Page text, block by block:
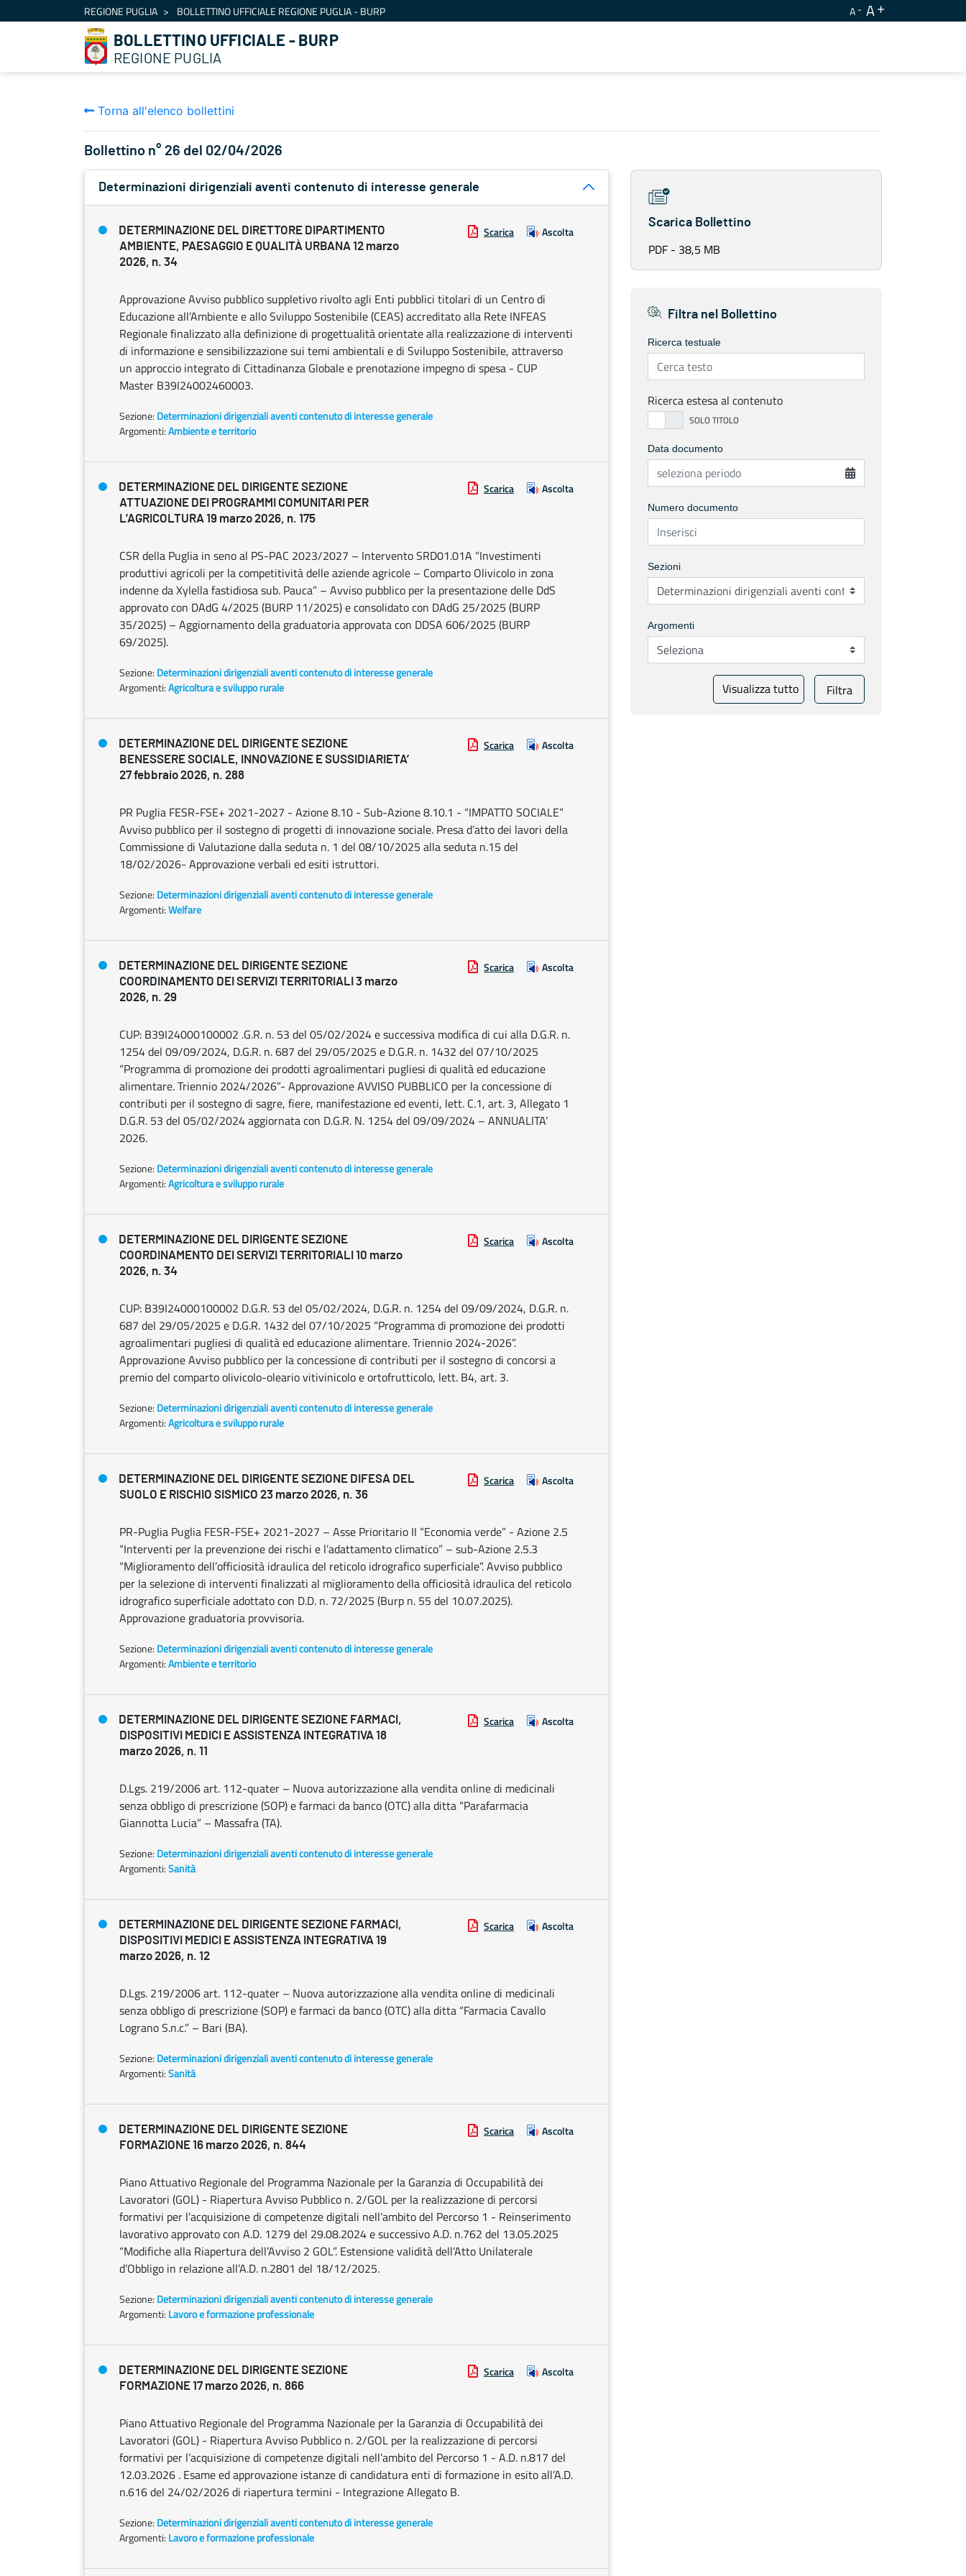
Salta al contenutoREGIONE PUGLIA BOLLETTINO UFFICIALE REGIONE PUGLIA - BURP A A
BOLLETTINO UFFICIALE - BURP
REGIONE PUGLIA
Torna all'elenco bollettini
Bollettino n° 26 del 02/04/2026
Determinazioni dirigenziali aventi contenuto di interesse generale
DETERMINAZIONE DEL DIRETTORE DIPARTIMENTO
AMBIENTE, PAESAGGIO E QUALITÀ URBANA 12 marzo
2026, n. 34
Scarica Ascolta
Approvazione Avviso pubblico suppletivo rivolto agli Enti pubblici titolari di un Centro di
Educazione all’Ambiente e allo Sviluppo Sostenibile (CEAS) accreditato alla Rete INFEAS
Regionale finalizzato alla definizione di progettualità orientate alla realizzazione di interventi
di informazione e sensibilizzazione sui temi ambientali e di Sviluppo Sostenibile, attraverso
un approccio integrato di Cittadinanza Globale e prenotazione impegno di spesa - CUP
Master B39I24002460003.
Sezione: Determinazioni dirigenziali aventi contenuto di interesse generale
Argomenti:Ambiente e territorio
DETERMINAZIONE DEL DIRIGENTE SEZIONE
ATTUAZIONE DEI PROGRAMMI COMUNITARI PER
L’AGRICOLTURA 19 marzo 2026, n. 175
Scarica Ascolta
CSR della Puglia in seno al PS-PAC 2023/2027 – Intervento SRD01.01A “Investimenti
produttivi agricoli per la competitività delle aziende agricole – Comparto Olivicolo in zona
indenne da Xylella fastidiosa sub. Pauca” – Avviso pubblico per la presentazione delle DdS
approvato con DAdG 4/2025 (BURP 11/2025) e consolidato con DAdG 25/2025 (BURP
35/2025) – Aggiornamento della graduatoria approvata con DDSA 606/2025 (BURP
69/2025).
Sezione: Determinazioni dirigenziali aventi contenuto di interesse generale
Argomenti:Agricoltura e sviluppo rurale
DETERMINAZIONE DEL DIRIGENTE SEZIONE
BENESSERE SOCIALE, INNOVAZIONE E SUSSIDIARIETA’
27 febbraio 2026, n. 288
Scarica Ascolta
PR Puglia FESR-FSE+ 2021-2027 - Azione 8.10 - Sub-Azione 8.10.1 - “IMPATTO SOCIALE”
Avviso pubblico per il sostegno di progetti di innovazione sociale. Presa d’atto dei lavori della
Commissione di Valutazione dalla seduta n. 1 del 08/10/2025 alla seduta n.15 del
18/02/2026- Approvazione verbali ed esiti istruttori.
Sezione: Determinazioni dirigenziali aventi contenuto di interesse generale
Argomenti:Welfare
DETERMINAZIONE DEL DIRIGENTE SEZIONE
COORDINAMENTO DEI SERVIZI TERRITORIALI 3 marzo
2026, n. 29
Scarica Ascolta
CUP: B39I24000100002 .G.R. n. 53 del 05/02/2024 e successiva modifica di cui alla D.G.R. n.
1254 del 09/09/2024, D.G.R. n. 687 del 29/05/2025 e D.G.R. n. 1432 del 07/10/2025
“Programma di promozione dei prodotti agroalimentari pugliesi di qualità ed educazione
alimentare. Triennio 2024/2026”- Approvazione AVVISO PUBBLICO per la concessione di
contributi per il sostegno di sagre, fiere, manifestazione ed eventi, lett. C.1, art. 3, Allegato 1
D.G.R. 53 del 05/02/2024 aggiornata con D.G.R. N. 1254 del 09/09/2024 – ANNUALITA’
2026.
Sezione: Determinazioni dirigenziali aventi contenuto di interesse generale
Argomenti:Agricoltura e sviluppo rurale
DETERMINAZIONE DEL DIRIGENTE SEZIONE
COORDINAMENTO DEI SERVIZI TERRITORIALI 10 marzo
2026, n. 34
Scarica Ascolta
CUP: B39I24000100002 D.G.R. 53 del 05/02/2024, D.G.R. n. 1254 del 09/09/2024, D.G.R. n.
687 del 29/05/2025 e D.G.R. 1432 del 07/10/2025 “Programma di promozione dei prodotti
agroalimentari pugliesi di qualità ed educazione alimentare. Triennio 2024-2026”.
Approvazione Avviso pubblico per la concessione di contributi per il sostegno di concorsi a
premio del comparto olivicolo-oleario vitivinicolo e ortofrutticolo, lett. B4, art. 3.
Sezione: Determinazioni dirigenziali aventi contenuto di interesse generale
Argomenti:Agricoltura e sviluppo rurale
DETERMINAZIONE DEL DIRIGENTE SEZIONE DIFESA DEL
SUOLO E RISCHIO SISMICO 23 marzo 2026, n. 36
Scarica Ascolta
PR-Puglia Puglia FESR-FSE+ 2021-2027 – Asse Prioritario II “Economia verde” - Azione 2.5
“Interventi per la prevenzione dei rischi e l’adattamento climatico” – sub-Azione 2.5.3
“Miglioramento dell’officiosità idraulica del reticolo idrografico superficiale”. Avviso pubblico
per la selezione di interventi finalizzati al miglioramento della officiosità idraulica del reticolo
idrografico superficiale adottato con D.D. n. 72/2025 (Burp n. 55 del 10.07.2025).
Approvazione graduatoria provvisoria.
Sezione: Determinazioni dirigenziali aventi contenuto di interesse generale
Argomenti:Ambiente e territorio
DETERMINAZIONE DEL DIRIGENTE SEZIONE FARMACI,
DISPOSITIVI MEDICI E ASSISTENZA INTEGRATIVA 18
marzo 2026, n. 11
Scarica Ascolta
D.Lgs. 219/2006 art. 112-quater – Nuova autorizzazione alla vendita online di medicinali
senza obbligo di prescrizione (SOP) e farmaci da banco (OTC) alla ditta “Parafarmacia
Giannotta Lucia” – Massafra (TA).
Sezione: Determinazioni dirigenziali aventi contenuto di interesse generale
Argomenti:Sanità
DETERMINAZIONE DEL DIRIGENTE SEZIONE FARMACI,
DISPOSITIVI MEDICI E ASSISTENZA INTEGRATIVA 19
marzo 2026, n. 12
Scarica Ascolta
D.Lgs. 219/2006 art. 112-quater – Nuova autorizzazione alla vendita online di medicinali
senza obbligo di prescrizione (SOP) e farmaci da banco (OTC) alla ditta “Farmacia Cavallo
Lograno S.n.c.” – Bari (BA).
Sezione: Determinazioni dirigenziali aventi contenuto di interesse generale
Argomenti:Sanità
DETERMINAZIONE DEL DIRIGENTE SEZIONE
FORMAZIONE 16 marzo 2026, n. 844
Scarica Ascolta
Piano Attuativo Regionale del Programma Nazionale per la Garanzia di Occupabilità dei
Lavoratori (GOL) - Riapertura Avviso Pubblico n. 2/GOL per la realizzazione di percorsi
formativi per l’acquisizione di competenze digitali nell’ambito del Percorso 1 - Reinserimento
lavorativo approvato con A.D. 1279 del 29.08.2024 e successivo A.D. n.762 del 13.05.2025
“Modifiche alla Riapertura dell’Avviso 2 GOL”. Estensione validità dell’Atto Unilaterale
d’Obbligo in relazione all’A.D. n.2801 del 18/12/2025.
Sezione: Determinazioni dirigenziali aventi contenuto di interesse generale
Argomenti: Lavoro e formazione professionale
DETERMINAZIONE DEL DIRIGENTE SEZIONE
FORMAZIONE 17 marzo 2026, n. 866
Scarica Ascolta
Piano Attuativo Regionale del Programma Nazionale per la Garanzia di Occupabilità dei
Lavoratori (GOL) - Riapertura Avviso Pubblico n. 2/GOL per la realizzazione di percorsi
formativi per l’acquisizione di competenze digitali nell’ambito del Percorso 1 - A.D. n.817 del
12.03.2026 . Esame ed approvazione istanze di candidatura enti di formazione in esito all’A.D.
n.616 del 24/02/2026 di riapertura termini - Integrazione Allegato B.
Sezione: Determinazioni dirigenziali aventi contenuto di interesse generale
Argomenti: Lavoro e formazione professionale
Scarica Bollettino
PDF - 38,5 MB
Filtra nel Bollettino
Ricerca testuale
Ricerca estesa al contenuto
Data documento
Numero documento
Sezioni
Argomenti
Visualizza tutto Filtra